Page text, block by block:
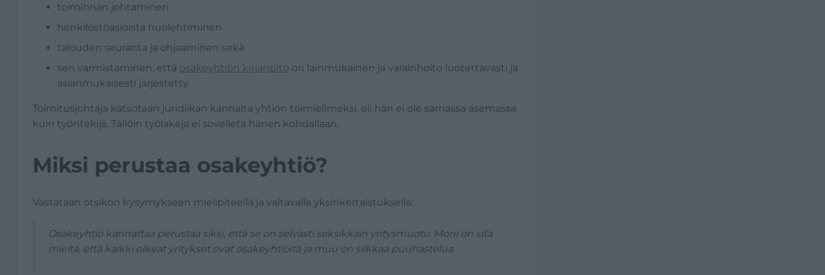
toiminnan johtaminen
henkilöstöasioista huolehtiminen
talouden seuranta ja ohjaaminen sekä
sen varmistaminen, että osakeyhtiön kirjanpito on lainmukainen ja varainhoito luotettavasti ja
asianmukaisesti järjestetty.
Toimitusjohtaja katsotaan juridiikan kannalta yhtiön toimielimeksi, eli hän ei ole samassa asemassa
kuin työntekijä. Tällöin työlakeja ei sovelleta hänen kohdallaan.
Miksi perustaa osakeyhtiö?
Vastataan otsikon kysymykseen mielipiteellä ja valtavalla yksinkertaistuksella:
Osakeyhtiö kannattaa perustaa siksi, että se on selvästi seksikkäin yritysmuoto. Moni on sitä
mieltä, että kaikki oikeat yritykset ovat osakeyhtiöitä ja muu on silkkaa puuhastelua.